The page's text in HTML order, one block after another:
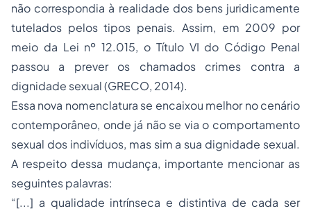
não correspondia à realidade dos bens juridicamente
tutelados pelos tipos penais. Assim, em 2009 por
meio da Lei nº 12.015, o Título VI do Código Penal
passou a prever os chamados crimes contra a
dignidade sexual (GRECO, 2014).
Essa nova nomenclatura se encaixou melhor no cenário
contemporâneo, onde já não se via o comportamento
sexual dos indivíduos, mas sim a sua dignidade sexual.
A respeito dessa mudança, importante mencionar as
seguintes palavras:
“[...] a qualidade intrínseca e distintiva de cada ser